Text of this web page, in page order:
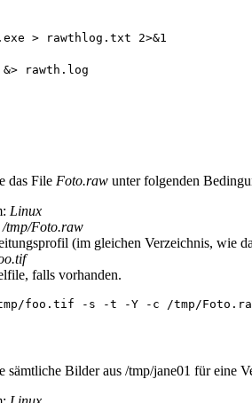
> rawthlog.txt 2>&1
&> rawth.log
das File Foto.raw unter folgenden
Linux
/tmp/Foto.raw
(im gleichen Verzeichnis, wie
falls vorhanden.
tmp/foo.tif -s -t -Y -c /tmp/
sämtliche Bilder aus /tmp/jane01 für eine